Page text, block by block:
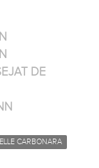
DE
CARBONARA